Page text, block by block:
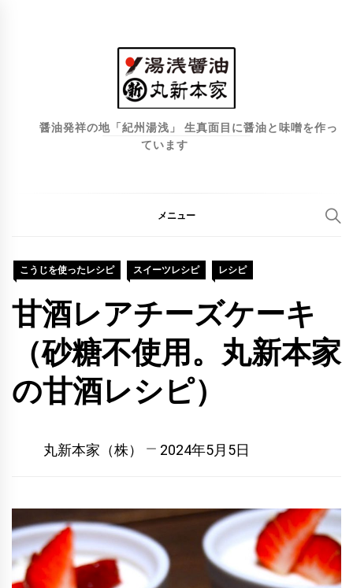
醤油発祥の地「紀州湯浅」 生真面目に醤油と味噌を作っ
ています
メニュー
こうじを使ったレシピ スイーツレシピ レシピ
甘酒レアチーズケーキ
（砂糖不使用。丸新本家
の甘酒レシピ）
丸新本家（株） 2024年5月5日